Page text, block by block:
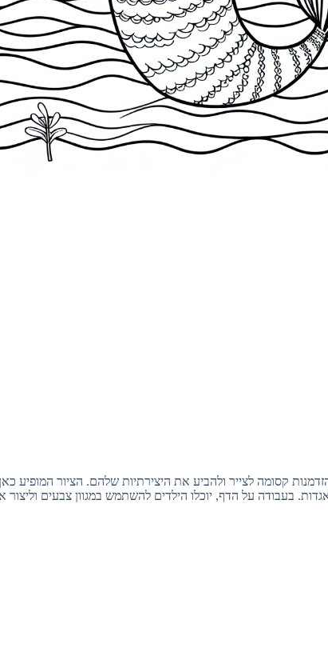
קסומה לצייר ולהביע את היצירתיות שלהם. הציור המופיע
בעבודה על הדף, יוכלו הילדים להשתמש במגוון צבעים וליצור